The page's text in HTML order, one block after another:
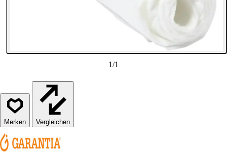
1/1
Vergleichen